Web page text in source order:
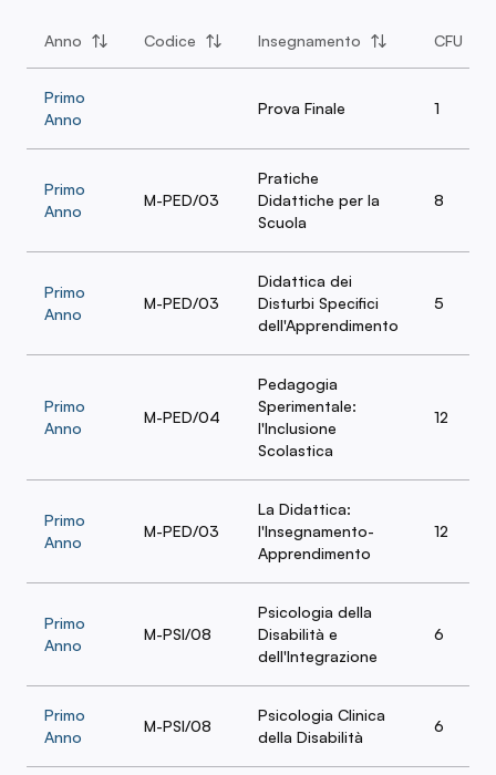
Anno Codice Insegnamento CFU
Primo
Anno
Prova Finale 1
Primo
Anno
M-PED/03
Pratiche
Didattiche per la
Scuola
8
Primo
Anno
M-PED/03
Didattica dei
Disturbi Specifici
dell'Apprendimento
5
Primo
Anno
M-PED/04
Pedagogia
Sperimentale:
l'Inclusione
Scolastica
12
Primo
Anno
M-PED/03
La Didattica:
l'Insegnamento-
Apprendimento
12
Primo
Anno
M-PSI/08
Psicologia della
Disabilità e
dell'Integrazione
6
Primo
Anno
M-PSI/08
Psicologia Clinica
della Disabilità
6